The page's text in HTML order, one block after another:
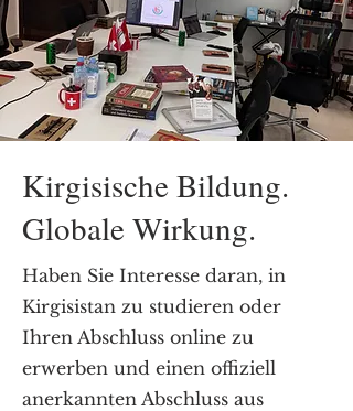
Kirgisische Bildung.
Globale Wirkung.
Haben Sie Interesse daran, in
Kirgisistan zu studieren oder
Ihren Abschluss online zu
erwerben und einen offiziell
anerkannten Abschluss aus